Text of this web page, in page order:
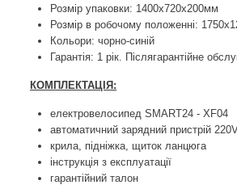
Розмір упаковки: 1400x720x200мм
Розмір в робочому положенні:
Кольори: чорно-синій
Гарантія: 1 рік. Післягарантійне
КОМПЛЕКТАЦІЯ:
електровелосипед SMART24 - XF04
автоматичний зарядний пристрій
крила, підніжка, щиток ланцюга
інструкція з експлуатації
гарантійний талон